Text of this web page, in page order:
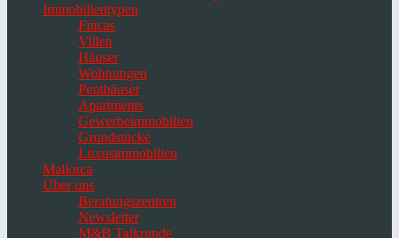
Immobilientypen
Fincas
Villen
Häuser
Wohnungen
Penthäuser
Apartments
Gewerbeimmobilien
Grundstücke
Luxusimmobilien
Mallorca
Über uns
Beratungszentren
Newsletter
M&B Talkrunde